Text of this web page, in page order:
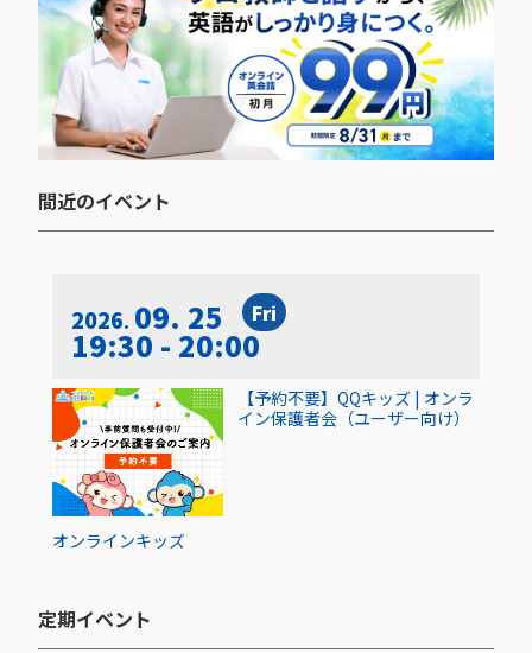
間近のイベント​
2026 09. 25 Fri
19:30 - 20:00
オンラインキッズ
【予約不要】QQキッズ | オンラ
イン保護者会（ユーザー向け）
定期イベント​